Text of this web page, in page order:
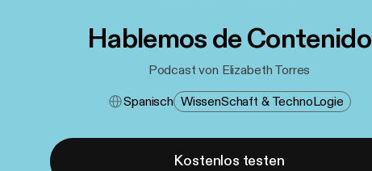
Hablemos de Contenido
Podcast von Elizabeth Torres
Spanisch Wissen​schaft & Techno​logie
Kostenlos testen